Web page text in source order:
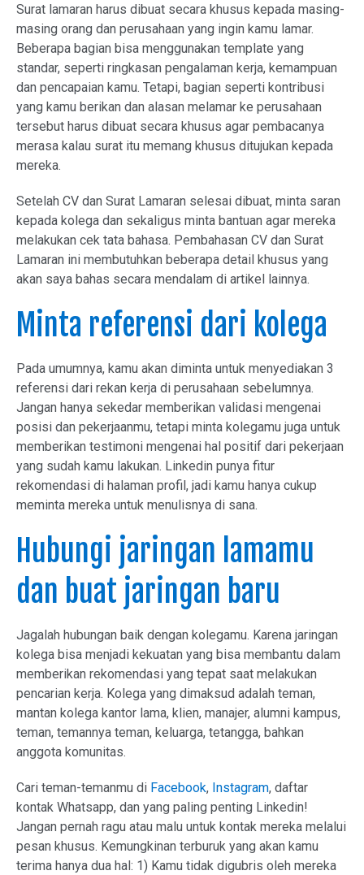
Surat lamaran harus dibuat secara khusus kepada masing-
masing orang dan perusahaan yang ingin kamu lamar.
Beberapa bagian bisa menggunakan template yang
standar, seperti ringkasan pengalaman kerja, kemampuan
dan pencapaian kamu. Tetapi, bagian seperti kontribusi
yang kamu berikan dan alasan melamar ke perusahaan
tersebut harus dibuat secara khusus agar pembacanya
merasa kalau surat itu memang khusus ditujukan kepada
mereka.
Setelah CV dan Surat Lamaran selesai dibuat, minta saran
kepada kolega dan sekaligus minta bantuan agar mereka
melakukan cek tata bahasa. Pembahasan CV dan Surat
Lamaran ini membutuhkan beberapa detail khusus yang
akan saya bahas secara mendalam di artikel lainnya.
Minta referensi dari kolega
Pada umumnya, kamu akan diminta untuk menyediakan 3
referensi dari rekan kerja di perusahaan sebelumnya.
Jangan hanya sekedar memberikan validasi mengenai
posisi dan pekerjaanmu, tetapi minta kolegamu juga untuk
memberikan testimoni mengenai hal positif dari pekerjaan
yang sudah kamu lakukan. Linkedin punya fitur
rekomendasi di halaman profil, jadi kamu hanya cukup
meminta mereka untuk menulisnya di sana.
Hubungi jaringan lamamu
dan buat jaringan baru
Jagalah hubungan baik dengan kolegamu. Karena jaringan
kolega bisa menjadi kekuatan yang bisa membantu dalam
memberikan rekomendasi yang tepat saat melakukan
pencarian kerja. Kolega yang dimaksud adalah teman,
mantan kolega kantor lama, klien, manajer, alumni kampus,
teman, temannya teman, keluarga, tetangga, bahkan
anggota komunitas.
Cari teman-temanmu di Facebook, Instagram, daftar
kontak Whatsapp, dan yang paling penting Linkedin!
Jangan pernah ragu atau malu untuk kontak mereka melalui
pesan khusus. Kemungkinan terburuk yang akan kamu
terima hanya dua hal: 1) Kamu tidak digubris oleh mereka